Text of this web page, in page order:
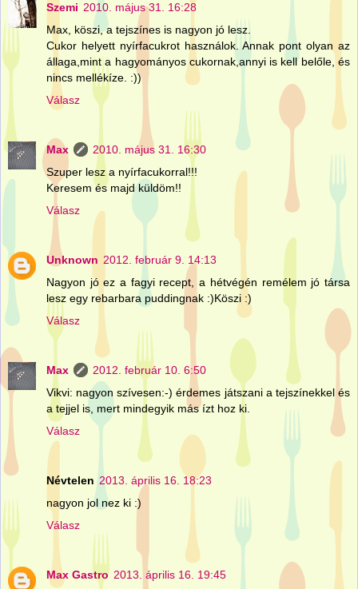
Szemi 2010. május 31. 16:28
Max, köszi, a tejszínes is nagyon jó lesz.
Cukor helyett nyírfacukrot használok. Annak pont olyan az
állaga,mint a hagyományos cukornak,annyi is kell belőle, és
nincs mellékíze. :))
Válasz
Max
2010. május 31. 16:30
Szuper lesz a nyírfacukorral!!!
Keresem és majd küldöm!!
Válasz
Unknown 2012. február 9. 14:13
Nagyon jó ez a fagyi recept, a hétvégén remélem jó társa
lesz egy rebarbara puddingnak :)Köszi :)
Válasz
Max
2012. február 10. 6:50
Vikvi: nagyon szívesen:-) érdemes játszani a tejszínekkel és
a tejjel is, mert mindegyik más ízt hoz ki.
Válasz
Névtelen 2013. április 16. 18:23
nagyon jol nez ki :)
Válasz
Max Gastro 2013. április 16. 19:45